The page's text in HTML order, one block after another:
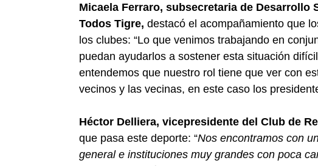
Micaela Ferraro, subsecretaria de Desarrollo
Todos Tigre, destacó el acompañamiento que
los clubes: “Lo que venimos trabajando en
puedan ayudarlos a sostener esta situación
entendemos que nuestro rol tiene que ver con
vecinos y las vecinas, en este caso los
Héctor Delliera, vicepresidente del Club de
que pasa este deporte: “Nos encontramos con
general e instituciones muy grandes con poca